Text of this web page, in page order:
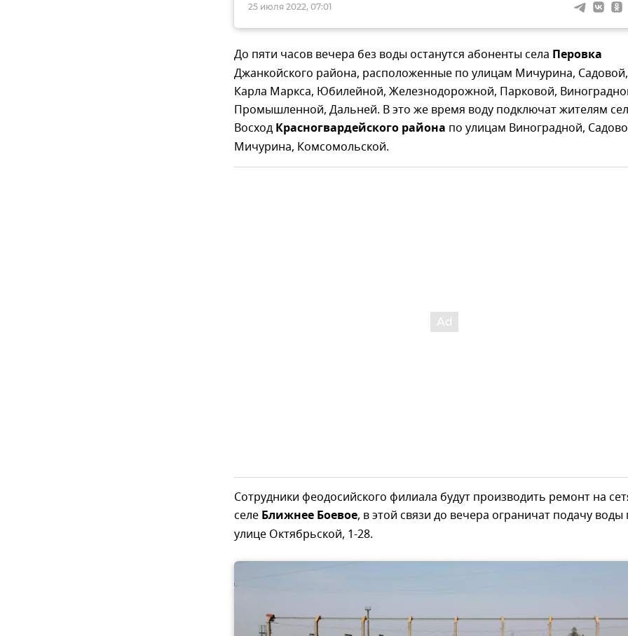
25 июля 2022, 07:01
До пяти часов вечера без воды останутся абоненты села Перовка
Джанкойского района, расположенные по улицам Мичурина, Садовой,
Карла Маркса, Юбилейной, Железнодорожной, Парковой,
Промышленной, Дальней. В это же время воду подключат жителям
Восход Красногвардейского района по улицам Виноградной,
Мичурина, Комсомольской.
Сотрудники феодосийского филиала будут производить ремонт на
селе Ближнее Боевое, в этой связи до вечера ограничат подачу воды
улице Октябрьской, 1-28.